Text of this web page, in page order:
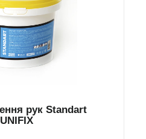
рук Standart